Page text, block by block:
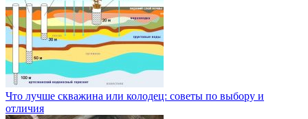
Что лучше скважина или колодец: советы по выбору и
отличия